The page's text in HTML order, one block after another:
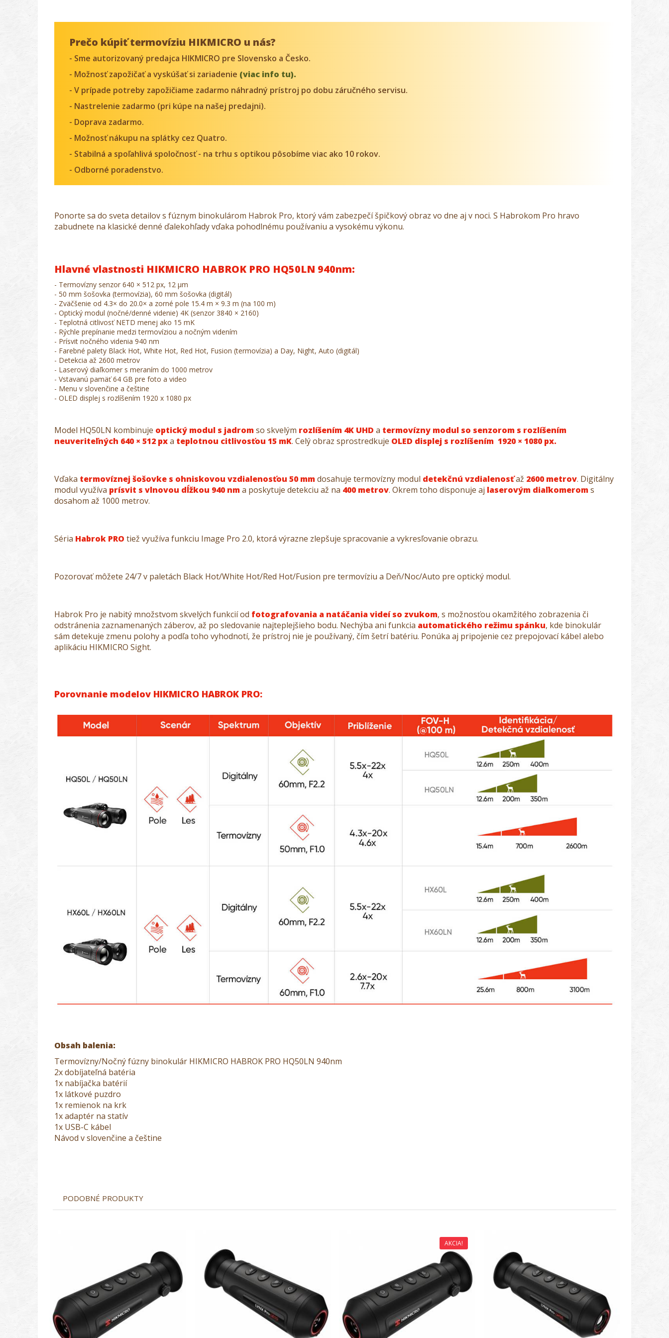
Prečo kúpiť termovíziu HIKMICRO u nás?
- Sme autorizovaný predajca HIKMICRO pre Slovensko a Česko.
- Možnosť zapožičať a vyskúšať si zariadenie (viac info tu).
- V prípade potreby zapožičiame zadarmo náhradný prístroj po dobu záručného servisu.
- Nastrelenie zadarmo (pri kúpe na našej predajni).
- Doprava zadarmo.
- Možnosť nákupu na splátky cez Quatro.
- Stabilná a spoľahlivá spoločnosť - na trhu s optikou pôsobíme viac ako 10 rokov.
- Odborné poradenstvo.
Ponorte sa do sveta detailov s fúznym binokulárom Habrok Pro, ktorý vám zabezpečí špičkový obraz vo dne aj v noci. S Habrokom Pro hravo
zabudnete na klasické denné ďalekohľady vďaka pohodlnému používaniu a vysokému výkonu.
Hlavné vlastnosti HIKMICRO HABROK PRO HQ50LN 940nm:
- Termovízny senzor 640 × 512 px, 12 μm
- 50 mm šošovka (termovízia), 60 mm šošovka (digitál)
- Zväčšenie od 4.3× do 20.0× a zorné pole 15.4 m × 9.3 m (na 100 m)
- Optický modul (nočné/denné videnie) 4K (senzor 3840 × 2160)
- Teplotná citlivosť NETD menej ako 15 mK
- Rýchle prepínanie medzi termovíziou a nočným videním
- Prísvit nočného videnia 940 nm
- Farebné palety Black Hot, White Hot, Red Hot, Fusion (termovízia) a Day, Night, Auto (digitál)
- Detekcia až 2600 metrov
- Laserový diaľkomer s meraním do 1000 metrov
- Vstavanú pamäť 64 GB pre foto a video
- Menu v slovenčine a češtine
- OLED displej s rozlíšením 1920 x 1080 px
Model HQ50LN kombinuje optický modul s jadromso skvelým rozlíšením 4K UHDa termovízny modul so senzorom s rozlíšením
neuveriteľných 640 × 512 pxa teplotnou citlivosťou 15 mK. Celý obraz sprostredkuje OLED displej s rozlíšením 1920 × 1080 px.
Vďaka termovíznej šošovke s ohniskovou vzdialenosťou 50 mmdosahuje termovízny modul detekčnú vzdialenosťaž 2600 metrov. Digitálny
modul využíva prísvit s vlnovou dĺžkou 940 nma poskytuje detekciu až na 400 metrov. Okrem toho disponuje aj laserovým diaľkomeroms
dosahom až 1000 metrov.
Séria Habrok PRO tiež využíva funkciu Image Pro 2.0, ktorá výrazne zlepšuje spracovanie a vykresľovanie obrazu.
Pozorovať môžete 24/7 v paletách Black Hot/White Hot/Red Hot/Fusion pre termovíziu a Deň/Noc/Auto pre optický modul.
Habrok Pro je nabitý množstvom skvelých funkcií od fotografovania a natáčania videí so zvukom, s možnosťou okamžitého zobrazenia či
odstránenia zaznamenaných záberov, až po sledovanie najteplejšieho bodu. Nechýba ani funkcia automatického režimu spánku, kde binokulár
sám detekuje zmenu polohy a podľa toho vyhodnotí, že prístroj nie je používaný, čím šetrí batériu. Ponúka aj pripojenie cez prepojovací kábel alebo
aplikáciu HIKMICRO Sight.
Porovnanie modelov HIKMICRO HABROK PRO:
Obsah balenia:
Termovízny/Nočný fúzny binokulár HIKMICRO HABROK PRO HQ50LN 940nm
2x dobíjateľná batéria
1x nabíjačka batérií
1x látkové puzdro
1x remienok na krk
1x adaptér na statív
1x USB-C kábel
Návod v slovenčine a češtine
PODOBNÉ PRODUKTY
AKCIA!